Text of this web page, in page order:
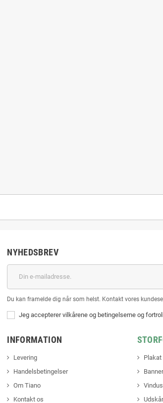
NYHEDSBREV
Du kan framelde dig når som helst. Kontakt vores
Jeg accepterer vilkårene og betingelserne og
INFORMATION
Levering
Handelsbetingelser
Om Tiano
Kontakt os
Plakat
Banner